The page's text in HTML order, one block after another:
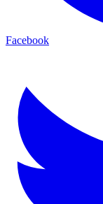
Facebook